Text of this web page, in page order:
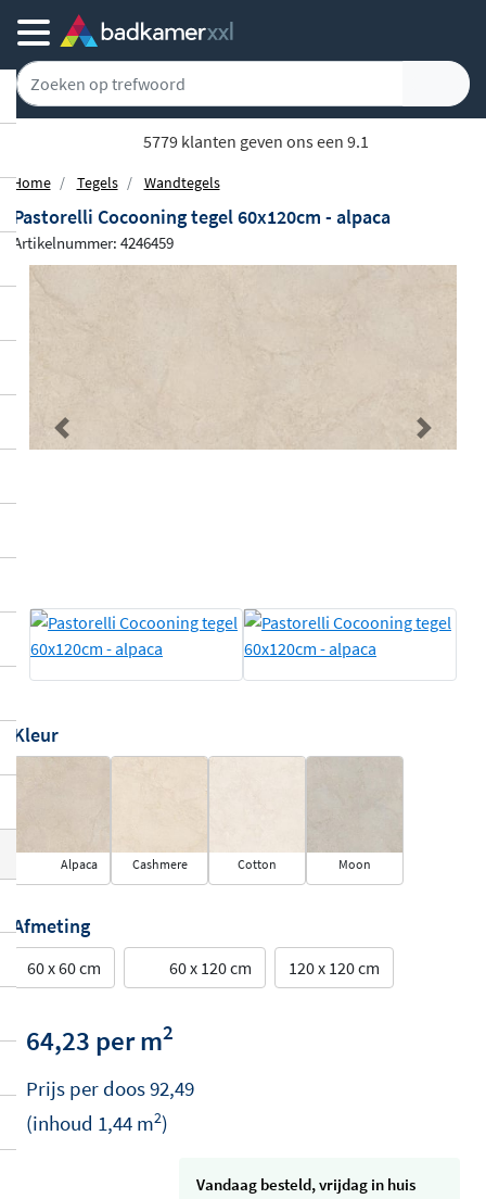
5779 klanten geven ons een 9.1
Home Tegels Wandtegels
Pastorelli Cocooning tegel 60x120cm - alpaca
Artikelnummer: 4246459
Previous Next
Kleur
Alpaca Cashmere Cotton Moon
Afmeting
60 x 60 cm 60 x 120 cm 120 x 120 cm
64,23 per m2
Prijs per doos92,49
(inhoud 1,44 m2)
vandaag besteld, vrijdag in huis